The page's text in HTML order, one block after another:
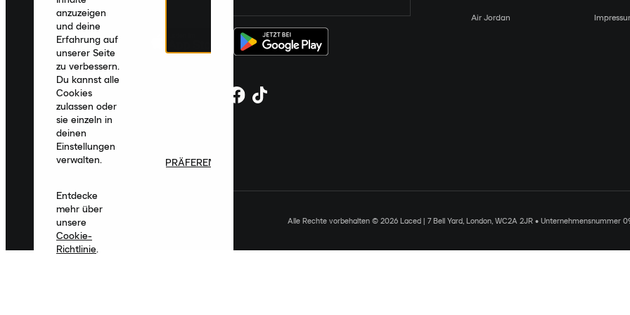
Air Jordan
Alle Rechte vorbehalten © 2026 Laced | 7 Bell Yard, London, WC2A 2JR • Unternehmensnummer
anzuzeigen
und deine
Erfahrung auf
unserer Seite
zu verbessern.
Du kannst alle
Cookies
zulassen oder
sie einzeln in
deinen
Einstellungen
verwalten.
Entdecke
mehr über
unsere
Cookie-
Richtlinie.
PRÄFERENZEN